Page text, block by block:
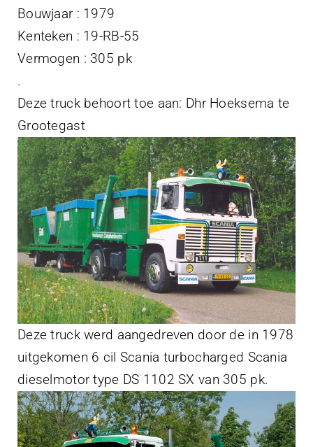
Bouwjaar : 1979
Kenteken : 19-RB-55
Vermogen : 305 pk
.
Deze truck behoort toe aan: Dhr Hoeksema te
Grootegast
Deze truck werd aangedreven door de in 1978
uitgekomen 6 cil Scania turbocharged Scania
dieselmotor type DS 1102 SX van 305 pk.